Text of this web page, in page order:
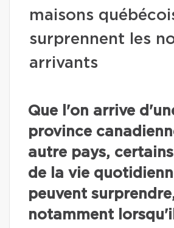
maisons
surprennent les
arrivants
Que l'on arrive
province
autre pays,
de la vie
peuvent
notamment